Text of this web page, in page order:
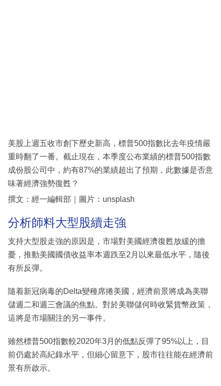
區
美股上週五收市創下歷史新高，標普500指數比去年疫情嚴
重時翻了一番。截止現在，本季度公布業績的標普500指數
成份股公司中，約有87%的業績超出了預期，此數據是否意
味著經濟強勢復甦？
撰文：經一編輯部｜圖片：unsplash
分析師料大型股續走強
支持大型股走強的原因是，市場對美國經濟復甦放緩的擔
憂，推動美國國債收益率本週跌至2月以來最低水平，隨後
有所反彈。
隨着新冠病毒的Delta變種席捲美國，經濟前景將成為美聯
儲週二和週三會議的焦點。對於美聯儲何時收緊貨幣政策，
這將是市場關注的另一事件。
雖然標普500指數較2020年3月的低點反彈了95%以上，目
前仍處於高紀錄水平，但細心留意下，股市往往能在經濟前
景有所啟示。